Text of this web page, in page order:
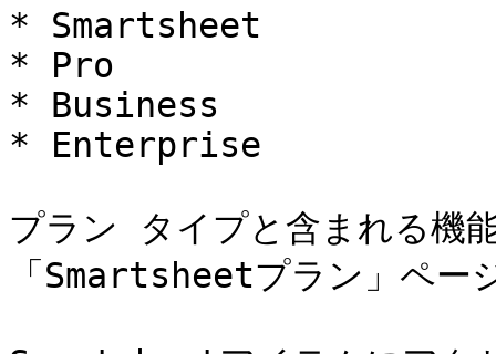
* Smartsheet
* Pro
* Business
* Enterprise
プラン タイプと含まれる機
「Smartsheetプラン」ペー